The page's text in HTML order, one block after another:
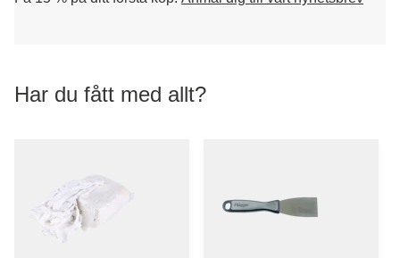
Har du fått med allt?